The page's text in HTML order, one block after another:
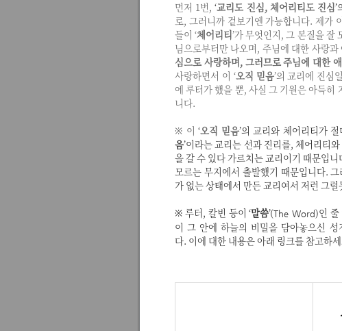
먼저 1번,‘교리도 진심, 체어리티도 진심’
로, 그러니까 겉보기엔 가능합니다. 제가
들이 ‘체어리티’가 무엇인지, 그 본질을 잘
님으로부터만 나오며, 주님에 대한 사랑
심으로 사랑하며, 그러므로 주님에 대한
사랑하면서 이 ‘오직 믿음’의 교리에 진심
에 루터가 했을 뿐, 사실 그 기원은 아득히
니다.
※ 이‘오직 믿음’의 교리와 체어리티가
음’이라는 교리는 선과 진리를, 체어리티
을 갈 수 있다 가르치는 교리이기 때문입니
모르는 무지에서 출발했기 때문입니다.
가 없는 상태에서 만든 교리여서 저런 그
※ 루터, 칼빈 등이‘말씀’(The Word)인 줄
이 그 안에 하늘의 비밀을 담아놓으신 성
다. 이에 대한 내용은 아래 링크를 참고하